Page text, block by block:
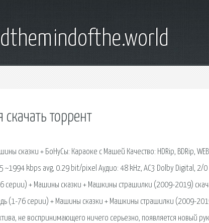
торрент
сказки + БоНуСы: Караоке с Машей Качество: HDRip, BDRip,
kbps avg, 0.29 bit/pixel Аудио: 48 kHz, AC3 Dolby Digital, 2/0
+ Машины сказки + Машкины страшилки (2009-2019)
(1-76 серии) + Машины сказки + Машкины страшилки (2009-
не воспринимающего ничего серьезно, появляется новый